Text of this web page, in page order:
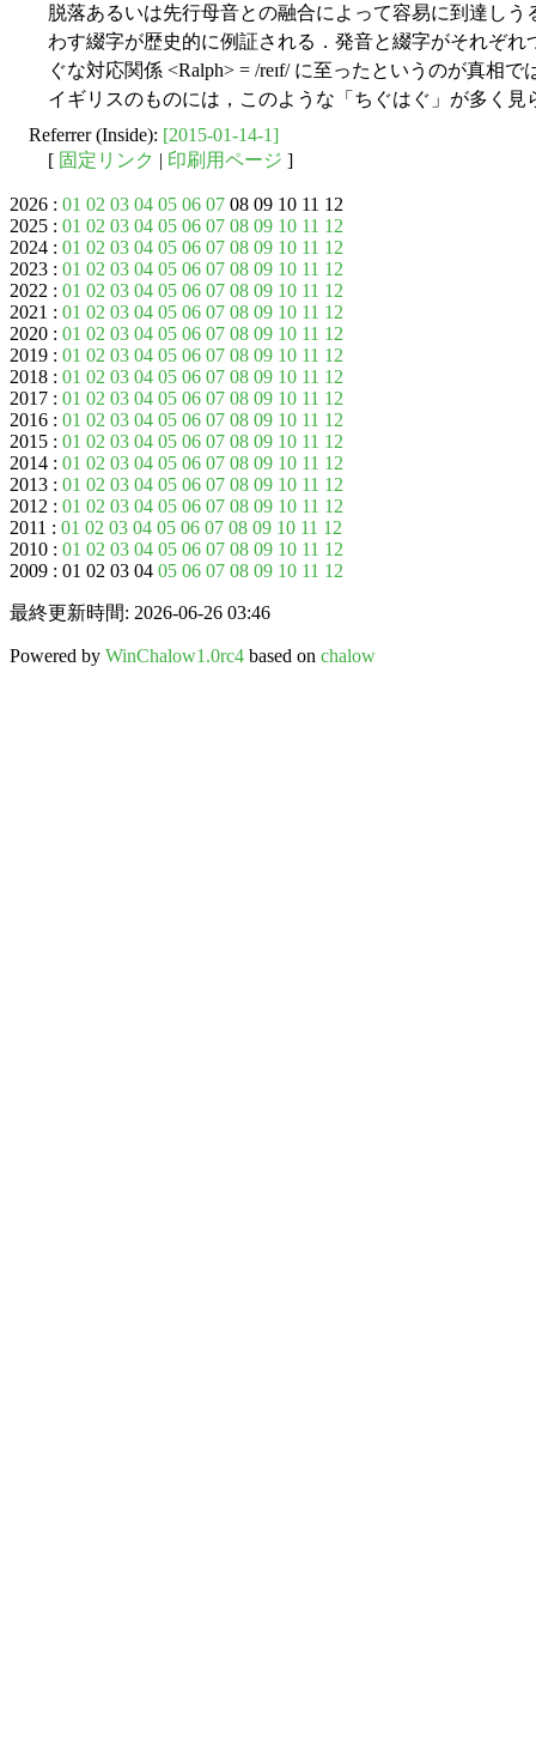
脱落あるいは先行母音との融合によって容易に到達しう
わす綴字が歴史的に例証される．発音と綴字がそれぞ
ぐな対応関係 <Ralph> = /reɪf/ に至ったというのが真相
イギリスのものには，このような「ちぐはぐ」が多く見
Referrer (Inside): [2015-01-14-1]
[ 固定リンク | 印刷用ページ ]
2026 : 01 02 03 04 05 06 07 08 09 10 11 12
2025 : 01 02 03 04 05 06 07 08 09 10 11 12
2024 : 01 02 03 04 05 06 07 08 09 10 11 12
2023 : 01 02 03 04 05 06 07 08 09 10 11 12
2022 : 01 02 03 04 05 06 07 08 09 10 11 12
2021 : 01 02 03 04 05 06 07 08 09 10 11 12
2020 : 01 02 03 04 05 06 07 08 09 10 11 12
2019 : 01 02 03 04 05 06 07 08 09 10 11 12
2018 : 01 02 03 04 05 06 07 08 09 10 11 12
2017 : 01 02 03 04 05 06 07 08 09 10 11 12
2016 : 01 02 03 04 05 06 07 08 09 10 11 12
2015 : 01 02 03 04 05 06 07 08 09 10 11 12
2014 : 01 02 03 04 05 06 07 08 09 10 11 12
2013 : 01 02 03 04 05 06 07 08 09 10 11 12
2012 : 01 02 03 04 05 06 07 08 09 10 11 12
2011 : 01 02 03 04 05 06 07 08 09 10 11 12
2010 : 01 02 03 04 05 06 07 08 09 10 11 12
2009 : 01 02 03 04 05 06 07 08 09 10 11 12
最終更新時間: 2026-06-26 03:46
Powered by WinChalow1.0rc4 based on chalow